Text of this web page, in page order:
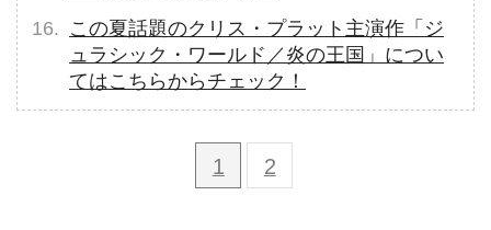
この夏話題のクリス・プラット主演作「ジ
ュラシック・ワールド／炎の王国」につい
てはこちらからチェック！
1 2